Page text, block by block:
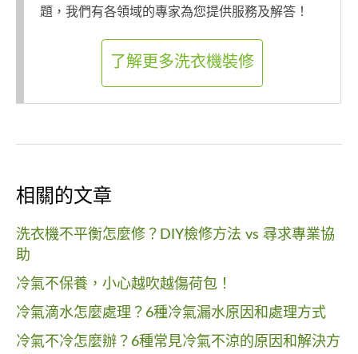
題，我們有各領域的專家為您提供服務及解答！
了解更多洗衣機裝修
相關的文章
洗衣機不平衡怎麼修？DIY檢修方法 vs 尋求專業協
助
冷氣不保養，小心越吹越傷荷包！
冷氣滴水怎麼處理？6種冷氣漏水原因和處理方式
冷氣不冷怎麼辦？6種常見冷氣不涼的原因和解決方